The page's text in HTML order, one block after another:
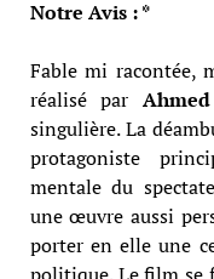
Notre Avis : *
Fable mi racontée,
réalisé par
singulière. La
protagoniste
mentale du
une œuvre aussi
porter en elle une